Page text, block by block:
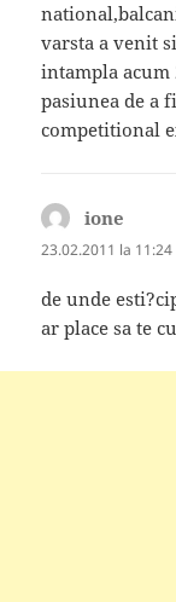
varsta a venit
intampla acum
pasiunea de a
competitional
ione
23.02.2011 la 11:24
de unde
ar place sa te